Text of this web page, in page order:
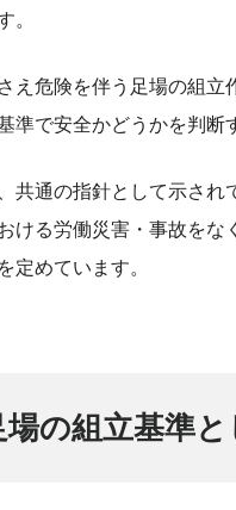
。
え危険を伴う足場の組立
準で安全かどうかを判断
共通の指針として示され
ける労働災害・事故を
定めています。
場の組立基準